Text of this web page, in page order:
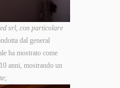
srl, con particolare
dal general
ha mostrato come
anni, mostrando un